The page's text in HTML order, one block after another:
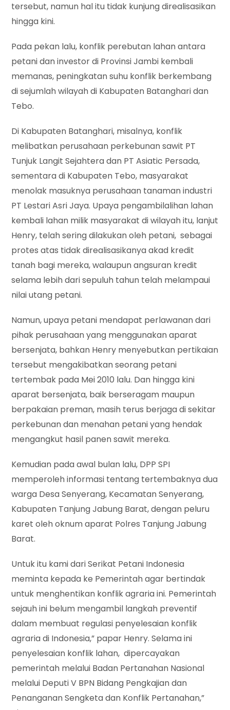
tersebut, namun hal itu tidak kunjung direalisasikan
hingga kini.
Pada pekan lalu, konflik perebutan lahan antara
petani dan investor di Provinsi Jambi kembali
memanas, peningkatan suhu konflik berkembang
di sejumlah wilayah di Kabupaten Batanghari dan
Tebo.
Di Kabupaten Batanghari, misalnya, konflik
melibatkan perusahaan perkebunan sawit PT
Tunjuk Langit Sejahtera dan PT Asiatic Persada,
sementara di Kabupaten Tebo, masyarakat
menolak masuknya perusahaan tanaman industri
PT Lestari Asri Jaya. Upaya pengambilalihan lahan
kembali lahan milik masyarakat di wilayah itu, lanjut
Henry, telah sering dilakukan oleh petani, sebagai
protes atas tidak direalisasikanya akad kredit
tanah bagi mereka, walaupun angsuran kredit
selama lebih dari sepuluh tahun telah melampaui
nilai utang petani.
Namun, upaya petani mendapat perlawanan dari
pihak perusahaan yang menggunakan aparat
bersenjata, bahkan Henry menyebutkan pertikaian
tersebut mengakibatkan seorang petani
tertembak pada Mei 2010 lalu. Dan hingga kini
aparat bersenjata, baik berseragam maupun
berpakaian preman, masih terus berjaga di sekitar
perkebunan dan menahan petani yang hendak
mengangkut hasil panen sawit mereka.
Kemudian pada awal bulan lalu, DPP SPI
memperoleh informasi tentang tertembaknya dua
warga Desa Senyerang, Kecamatan Senyerang,
Kabupaten Tanjung Jabung Barat, dengan peluru
karet oleh oknum aparat Polres Tanjung Jabung
Barat.
Untuk itu kami dari Serikat Petani Indonesia
meminta kepada ke Pemerintah agar bertindak
untuk menghentikan konflik agraria ini. Pemerintah
sejauh ini belum mengambil langkah preventif
dalam membuat regulasi penyelesaian konflik
agraria di Indonesia,” papar Henry. Selama ini
penyelesaian konflik lahan, dipercayakan
pemerintah melalui Badan Pertanahan Nasional
melalui Deputi V BPN Bidang Pengkajian dan
Penanganan Sengketa dan Konflik Pertanahan,”